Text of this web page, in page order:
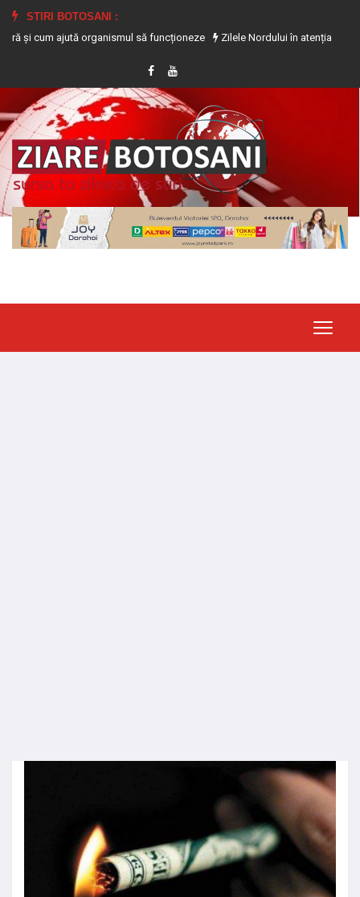
STIRI BOTOSANI :
ajută organismul să funcționeze
Zilele Nordului în atenția jandarmilor